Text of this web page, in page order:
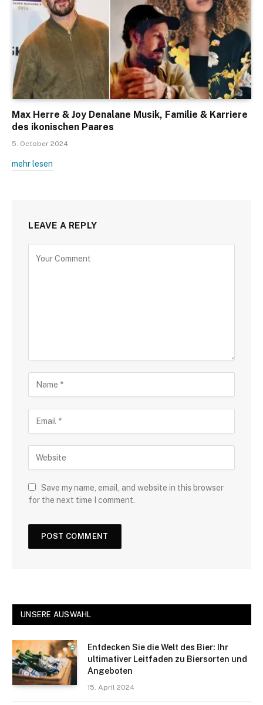
Max Herre & Joy Denalane Musik, Familie & Karriere
des ikonischen Paares
5. October 2024
mehr lesen
LEAVE A REPLY
Save my name, email, and website in this browser
for the next time I comment.
UNSERE AUSWAHL
Entdecken Sie die Welt des Bier: Ihr
ultimativer Leitfaden zu Biersorten und
Angeboten
15. April 2024